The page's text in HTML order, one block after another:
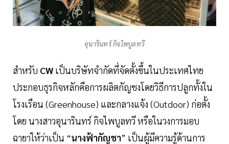
อุนารินทร์ กิจไพบูลทวี
สำหรับ CW เป็นบริษัทจำกัดที่จัดตั้งขึ้นในประเทศไทย
ประกอบธุรกิจหลักคือการผลิตกัญชงโดยวิธีการปลูกทั้งใน
โรงเรือน (Greenhouse) และกลางแจ้ง (Outdoor) ก่อตั้ง
โดย นางสาวอุนารินทร์ กิจไพบูลทวี หรือในวงการมอบ
ฉายาให้ว่าเป็น “นางฟ้ากัญชา” เป็นผู้มีความรู้ด้านการ